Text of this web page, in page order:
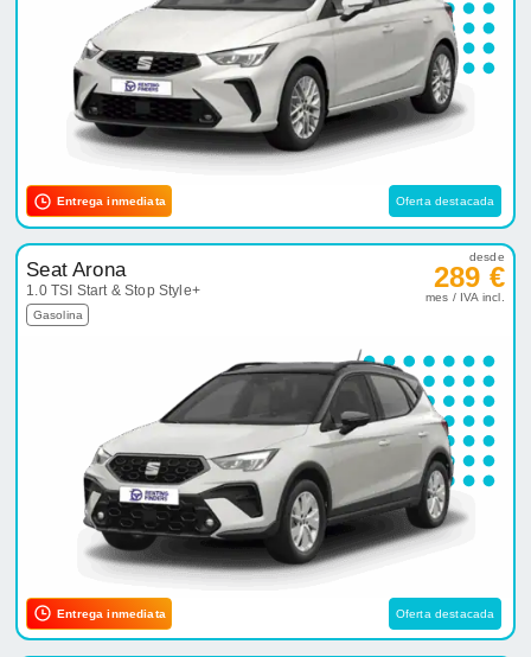
Entrega inmediata Oferta destacada
Seat Arona
1.0 TSI Start & Stop Style+
Gasolina
desde
289 €
mes / IVA incl.
Entrega inmediata Oferta destacada